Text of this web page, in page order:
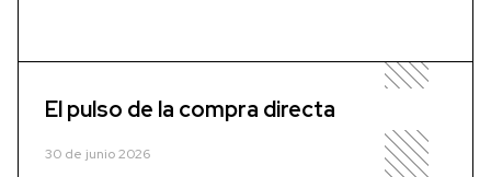
El pulso de la compra directa
30 de junio 2026